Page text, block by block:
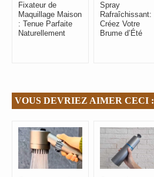
Fixateur de
Maquillage Maison
: Tenue Parfaite
Naturellement
Spray
Rafraîchissant:
Créez Votre
Brume d’Été
VOUS DEVRIEZ AIMER CECI :